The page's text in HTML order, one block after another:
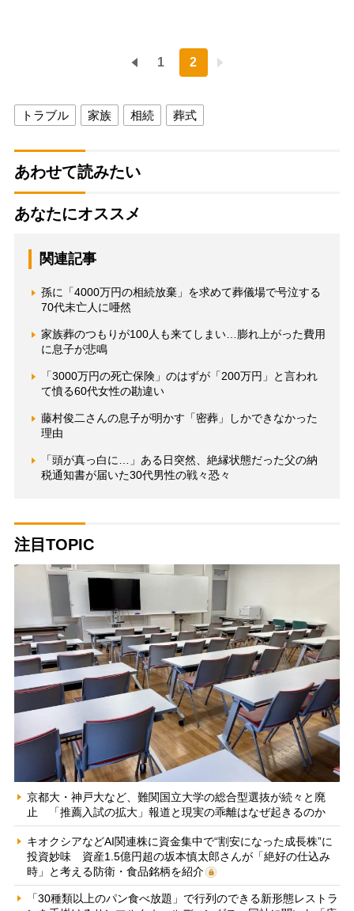
1 2
トラブル 家族 相続 葬式
あわせて読みたい
あなたにオススメ
関連記事
孫に「4000万円の相続放棄」を求めて葬儀場で号泣する
70代未亡人に唖然
家族葬のつもりが100人も来てしまい…膨れ上がった費用
に息子が悲鳴
「3000万円の死亡保険」のはずが「200万円」と言われ
て憤る60代女性の勘違い
藤村俊二さんの息子が明かす「密葬」しかできなかった
理由
「頭が真っ白に…」ある日突然、絶縁状態だった父の納
税通知書が届いた30代男性の戦々恐々
注目TOPIC
京都大・神戸大など、難関国立大学の総合型選抜が続々と廃
止 「推薦入試の拡大」報道と現実の乖離はなぜ起きるのか
キオクシアなどAI関連株に資金集中で“割安になった成長株”に
投資妙味 資産1.5億円超の坂本慎太郎さんが「絶好の仕込み
時」と考える防衛・食品銘柄を紹介
「30種類以上のパン食べ放題」で行列のできる新形態レストラ